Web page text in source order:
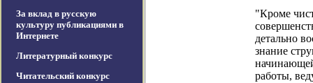
За вклад в русскую
культуру публикациями в
Интернете
Литературный конкурс
Читательский конкурс
"Кроме
детально
знание
работы,